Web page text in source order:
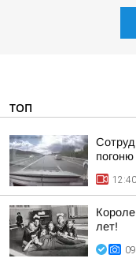
ТОП
12:40
лет!